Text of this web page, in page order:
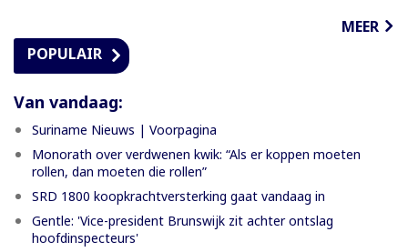
MEER
POPULAIR
Van vandaag:
Suriname Nieuws | Voorpagina
Monorath over verdwenen kwik: “Als er koppen moeten
rollen, dan moeten die rollen”
SRD 1800 koopkrachtversterking gaat vandaag in
Gentle: 'Vice-president Brunswijk zit achter ontslag
hoofdinspecteurs'